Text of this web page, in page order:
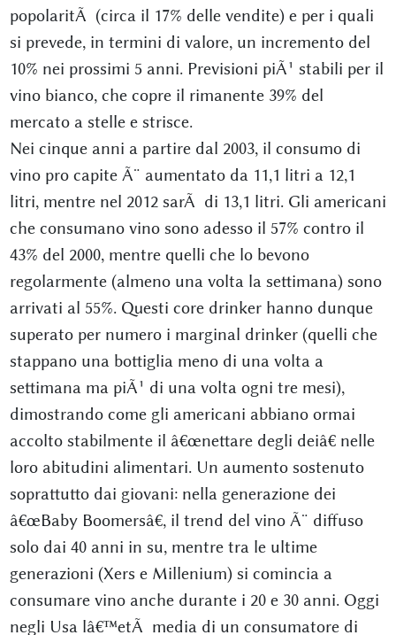
popolaritÃ (circa il 17% delle vendite) e per i quali
si prevede, in termini di valore, un incremento del
10% nei prossimi 5 anni. Previsioni piÃ¹ stabili per il
vino bianco, che copre il rimanente 39% del
mercato a stelle e strisce.
Nei cinque anni a partire dal 2003, il consumo di
vino pro capite Ã¨ aumentato da 11,1 litri a 12,1
litri, mentre nel 2012 sarÃ di 13,1 litri. Gli americani
che consumano vino sono adesso il 57% contro il
43% del 2000, mentre quelli che lo bevono
regolarmente (almeno una volta la settimana) sono
arrivati al 55%. Questi core drinker hanno dunque
superato per numero i marginal drinker (quelli che
stappano una bottiglia meno di una volta a
settimana ma piÃ¹ di una volta ogni tre mesi),
dimostrando come gli americani abbiano ormai
accolto stabilmente il â€œnettare degli deiâ€ nelle
loro abitudini alimentari. Un aumento sostenuto
soprattutto dai giovani: nella generazione dei
â€œBaby Boomersâ€, il trend del vino Ã¨ diffuso
solo dai 40 anni in su, mentre tra le ultime
generazioni (Xers e Millenium) si comincia a
consumare vino anche durante i 20 e 30 anni. Oggi
negli Usa lâ€™etÃ media di un consumatore di